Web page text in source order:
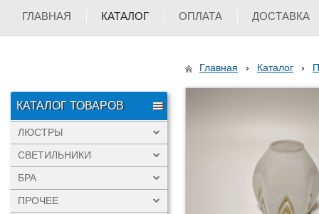
ГЛАВНАЯ КАТАЛОГ ОПЛАТА ДОСТАВКА
КАТАЛОГ ТОВАРОВ
ЛЮСТРЫ
СВЕТИЛЬНИКИ
БРА
ПРОЧЕЕ
Главная › Каталог ›